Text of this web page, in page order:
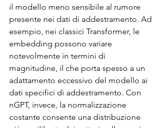
il modello meno sensibile al rumore
presente nei dati di addestramento. Ad
esempio, nei classici Transformer, le
embedding possono variare
notevolmente in termini di
magnitudine, il che porta spesso a un
adattamento eccessivo del modello ai
dati specifici di addestramento. Con
nGPT, invece, la normalizzazione
costante consente una distribuzione